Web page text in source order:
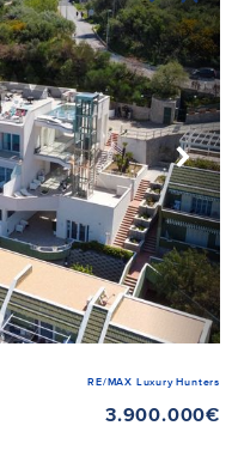
RE/MAX Luxury Hunters
3.900.000€